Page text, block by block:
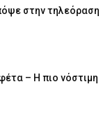
στην τηλεόραση
– Η πιο νόστιμη